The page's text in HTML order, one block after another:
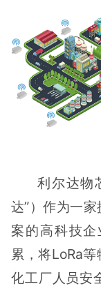
利尔达物
达”）作为一
案的高科技
累，将LoRa
化工厂人员安